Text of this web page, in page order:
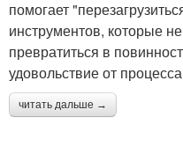
помогает
инструментов, которые
превратиться в
удовольствие от
читать дальше →